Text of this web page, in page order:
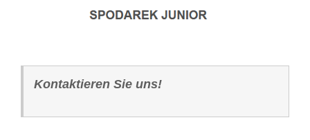
Kontaktieren Sie uns!